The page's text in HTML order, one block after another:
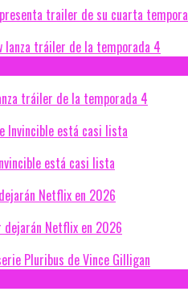
trailer de su cuarta
tráiler de la temporada 4
está casi lista
dejarán Netflix en 2026